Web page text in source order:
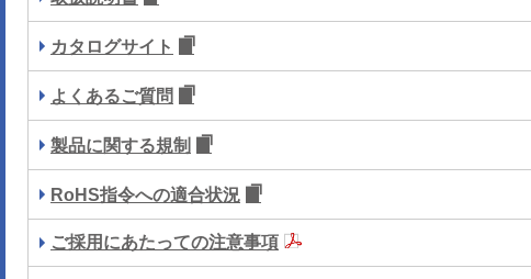
カタログサイト
よくあるご質問
製品に関する規制
RoHS指令への適合状況
ご採用にあたっての注意事項